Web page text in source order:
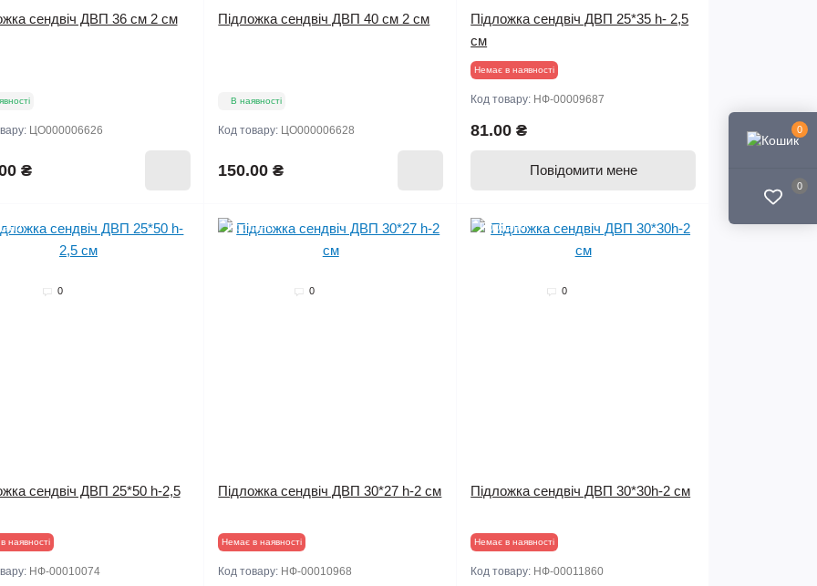
0
0
сендвіч ДВП 36 см 2 см
ЦО000006626
₴
Підложка сендвіч ДВП 40 см 2 см
В наявності
Код товару: ЦО000006628
150.00 ₴
Підложка сендвіч ДВП 25*35 h- 2,5
см
Немає в наявності
Код товару: НФ-00009687
81.00 ₴
Повідомити мене
0
сендвіч ДВП 25*50 h-2,5
наявності
НФ-00010074
Продано
0
Підложка сендвіч ДВП 30*27 h-2 см
Немає в наявності
Код товару: НФ-00010968
Продано
0
Підложка сендвіч ДВП 30*30h-2 см
Немає в наявності
Код товару: НФ-00011860